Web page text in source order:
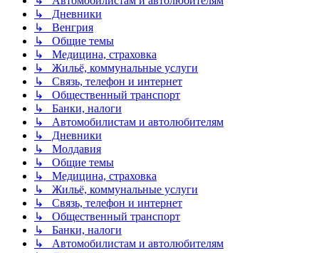
↳ Дневники
↳ Венгрия
↳ Общие темы
↳ Медицина, страховка
↳ Жильё, коммунальные услуги
↳ Связь, телефон и интернет
↳ Общественный транспорт
↳ Банки, налоги
↳ Автомобилистам и автолюбителям
↳ Дневники
↳ Молдавия
↳ Общие темы
↳ Медицина, страховка
↳ Жильё, коммунальные услуги
↳ Связь, телефон и интернет
↳ Общественный транспорт
↳ Банки, налоги
↳ Автомобилистам и автолюбителям